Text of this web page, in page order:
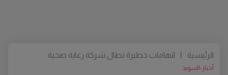
أخبار-السويد
الرئيسية
اتهامات خطيرة تطال شركة رعاية صحية